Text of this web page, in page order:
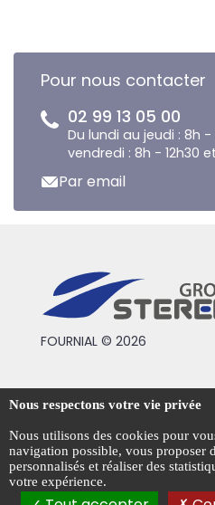
Pour nous contacter
02 99 13 05 00
Du lundi au jeudi : 8h -
vendredi : 8h - 12h30
Par email
FOURNIAL © 2026
Conditions générales de
Mentions légales
Politique de confidentialité
Gestion des cookies
Nous respectons votre vie privée
Nous utilisons des cookies pour
navigation possible, vous proposer
personnalisés et réaliser des
votre expérience.